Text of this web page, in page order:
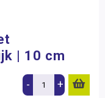
| 10 cm
- +